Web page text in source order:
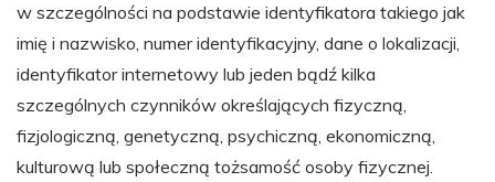
w szczególności na podstawie identyfikatora takiego jak
imię i nazwisko, numer identyfikacyjny, dane o lokalizacji,
identyfikator internetowy lub jeden bądź kilka
szczególnych czynników określających fizyczną,
fizjologiczną, genetyczną, psychiczną, ekonomiczną,
kulturową lub społeczną tożsamość osoby fizycznej.